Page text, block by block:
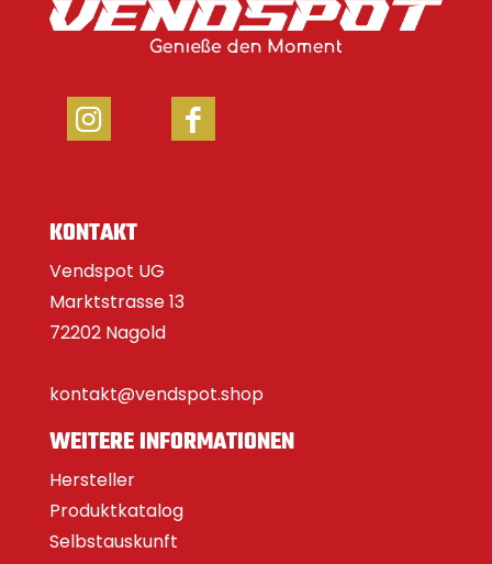
KONTAKT
Vendspot UG
Marktstrasse 13
72202 Nagold
kontakt@vendspot.shop
WEITERE INFORMATIONEN
Hersteller
Produktkatalog
Selbstauskunft